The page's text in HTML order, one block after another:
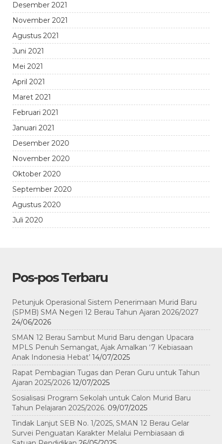
Desember 2021
November 2021
Agustus 2021
Juni 2021
Mei 2021
April 2021
Maret 2021
Februari 2021
Januari 2021
Desember 2020
November 2020
Oktober 2020
September 2020
Agustus 2020
Juli 2020
Pos-pos Terbaru
Petunjuk Operasional Sistem Penerimaan Murid Baru
(SPMB) SMA Negeri 12 Berau Tahun Ajaran 2026/2027
24/06/2026
SMAN 12 Berau Sambut Murid Baru dengan Upacara
MPLS Penuh Semangat, Ajak Amalkan ‘7 Kebiasaan
Anak Indonesia Hebat’ 14/07/2025
Rapat Pembagian Tugas dan Peran Guru untuk Tahun
Ajaran 2025/2026 12/07/2025
Sosialisasi Program Sekolah untuk Calon Murid Baru
Tahun Pelajaran 2025/2026. 09/07/2025
Tindak Lanjut SEB No. 1/2025, SMAN 12 Berau Gelar
Survei Penguatan Karakter Melalui Pembiasaan di